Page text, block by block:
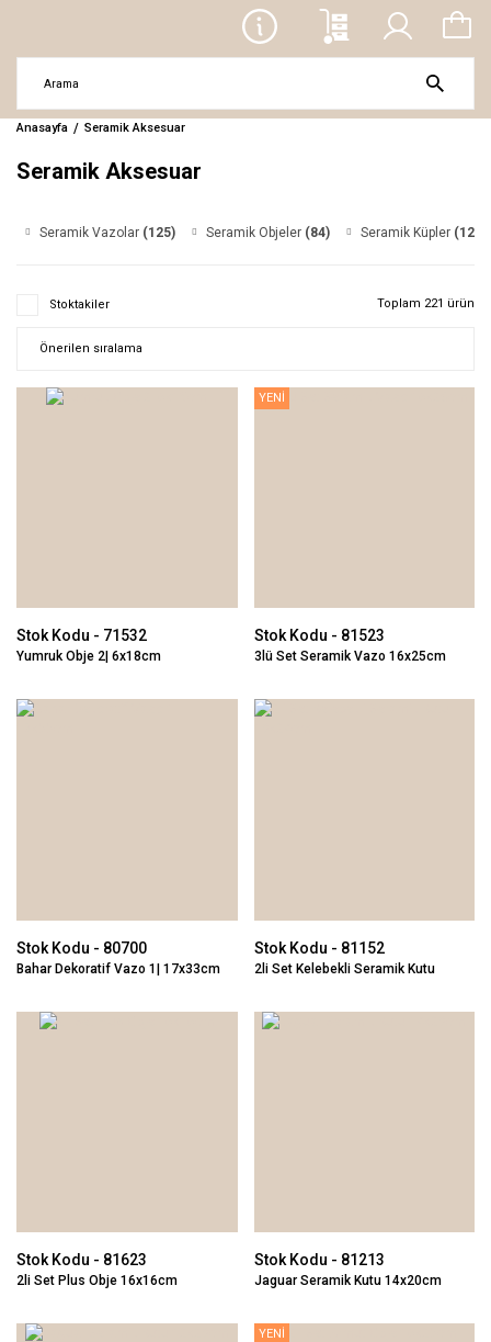
Anasayfa Seramik Aksesuar
Seramik Aksesuar
Seramik Vazolar (125) Seramik Objeler (84) Seramik Küpler (12)
Stoktakiler Toplam 221 ürün
Stok Kodu - 71532
Yumruk Obje 2| 6x18cm
YENİ
Stok Kodu - 81523
3lü Set Seramik Vazo 16x25cm
Stok Kodu - 80700
Bahar Dekoratif Vazo 1| 17x33cm
Stok Kodu - 81152
2li Set Kelebekli Seramik Kutu
Stok Kodu - 81623
2li Set Plus Obje 16x16cm
Stok Kodu - 81213
Jaguar Seramik Kutu 14x20cm
YENİ